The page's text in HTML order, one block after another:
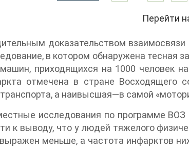
Перейти
доказательством
в котором обнаружена тесная
приходящихся на 1000 человек
отмечена в стране Восходящего
а наивысшая—в самой
исследования по программе
к выводу, что у людей тяжелого
меньше, а частота инфарктов